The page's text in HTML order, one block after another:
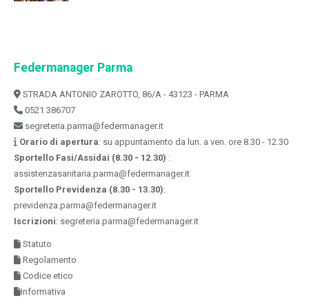
Federmanager Parma
STRADA ANTONIO ZAROTTO, 86/A - 43123 - PARMA
0521 386707
segreteria.parma@federmanager.it
Orario di apertura: su appuntamento da lun. a ven. ore 8.30 - 12.30
Sportello Fasi/Assidai (8.30 - 12.30) :
assistenzasanitaria.parma@federmanager.it
Sportello Previdenza (8.30 - 13.30):
previdenza.parma@federmanager.it
Iscrizioni: segreteria.parma@federmanager.it
Statuto
Regolamento
Codice etico
Informativa